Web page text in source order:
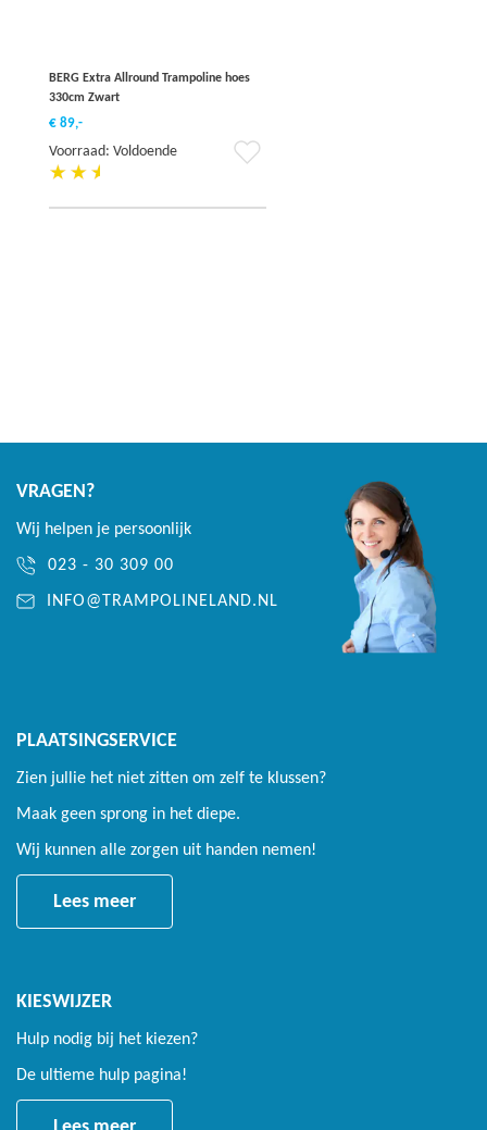
BERG Extra Allround Trampoline hoes
330cm Zwart
€ 89,-
Voorraad: Voldoende
VRAGEN?
Wij helpen je persoonlijk
023 - 30 309 00
INFO@TRAMPOLINELAND.NL
PLAATSINGSERVICE
Zien jullie het niet zitten om zelf te klussen?
Maak geen sprong in het diepe.
Wij kunnen alle zorgen uit handen nemen!
Lees meer
KIESWIJZER
Hulp nodig bij het kiezen?
De ultieme hulp pagina!